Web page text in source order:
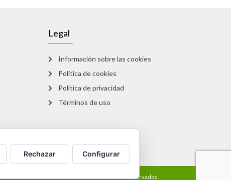
Legal
Información sobre las cookies
Política de cookies
Política de privacidad
Términos de uso
Libros al descubierto © 2017 Todos los derechos reservados
Rechazar Configurar